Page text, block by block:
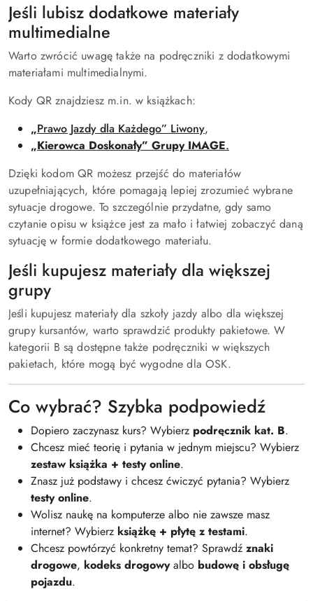
Jeśli lubisz dodatkowe materiały
multimedialne
Warto zwrócić uwagę także na podręczniki z dodatkowymi
materiałami multimedialnymi.
Kody QR znajdziesz m.in. w książkach:
„Prawo Jazdy dla Każdego” Liwony,
„Kierowca Doskonały” Grupy IMAGE.
Dzięki kodom QR możesz przejść do materiałów
uzupełniających, które pomagają lepiej zrozumieć wybrane
sytuacje drogowe. To szczególnie przydatne, gdy samo
czytanie opisu w książce jest za mało i łatwiej zobaczyć daną
sytuację w formie dodatkowego materiału.
Jeśli kupujesz materiały dla większej
grupy
Jeśli kupujesz materiały dla szkoły jazdy albo dla większej
grupy kursantów, warto sprawdzić produkty pakietowe. W
kategorii B są dostępne także podręczniki w większych
pakietach, które mogą być wygodne dla OSK.
Co wybrać? Szybka podpowiedź
Dopiero zaczynasz kurs? Wybierz podręcznik kat. B.
Chcesz mieć teorię i pytania w jednym miejscu? Wybierz
zestaw książka + testy online.
Znasz już podstawy i chcesz ćwiczyć pytania? Wybierz
testy online.
Wolisz naukę na komputerze albo nie zawsze masz
internet? Wybierz książkę + płytę z testami.
Chcesz powtórzyć konkretny temat? Sprawdź znaki
drogowe, kodeks drogowyalbo budowę i obsługę
pojazdu.